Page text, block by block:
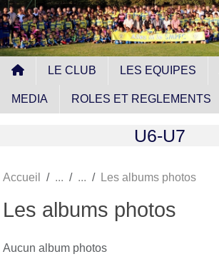
LE CLUB LES EQUIPES
MEDIA ROLES ET REGLEMENTS
U6-U7
Accueil Les albums photos
Les albums photos
Aucun album photos
Panneau de gestion des cookies